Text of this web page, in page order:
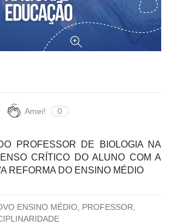
Amei! 0
PROFESSOR DE BIOLOGIA NA
CRÍTICO DO ALUNO COM A
REFORMA DO ENSINO MÉDIO
ENSINO MÉDIO, PROFESSOR,